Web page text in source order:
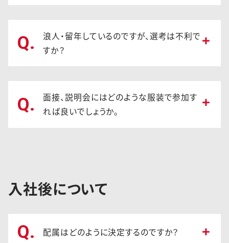
Q.
浪人・留年しているのですが、選考は不利で
すか？
Q.
面接、説明会にはどのような服装で参加す
れば良いでしょうか。
入社後について
Q. 配属はどのように決定するのですか？